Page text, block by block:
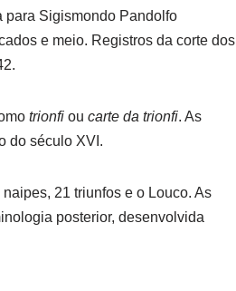
para Sigismondo Pandolfo
e meio. Registros da corte dos
trionfiou carte da trionfi. As
do século XVI.
21 triunfos e o Louco. As
posterior, desenvolvida